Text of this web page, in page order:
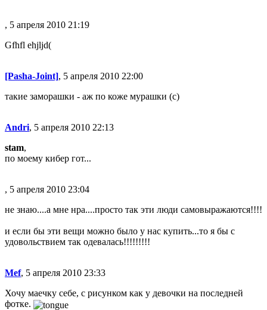
, 5 апреля 2010 21:19
Gfhfl ehjljd(
[Pasha-Joint], 5 апреля 2010 22:00
такие заморашки - аж по коже мурашки (с)
Andri, 5 апреля 2010 22:13
stam,
по моему кибер гот...
, 5 апреля 2010 23:04
не знаю....а мне нра....просто так эти люди самовыражаются!!!!
и если бы эти вещи можно было у нас купить...то я бы с
удовольствием так одевалась!!!!!!!!!
Mef, 5 апреля 2010 23:33
Хочу маечку себе, с рисунком как у девочки на последней
фотке.